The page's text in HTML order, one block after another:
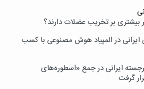
بیشتری بر تخریب عضلات دارند؟
در المپیاد هوش مصنوعی با کسب
ایرانی در جمع «اسطوره‌های
گرفت